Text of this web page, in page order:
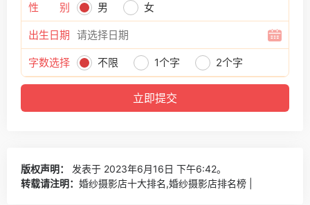
性 别 男 女
出生日期
字数选择 不限 1个字 2个字
版权声明：
发表于 2023年6月16日 下午6:42。
转载请注明： 婚纱摄影店十大排名,婚纱摄影店排名榜 |